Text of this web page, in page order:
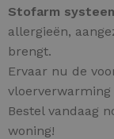
Stofarm
allergieën,
brengt.
Ervaar nu de
vloerverwarming
Bestel vandaag
woning!